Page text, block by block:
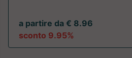
a partire da € 8.96
sconto 9.95%